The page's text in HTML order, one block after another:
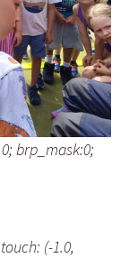
brp_mask:0;
(-1.0,